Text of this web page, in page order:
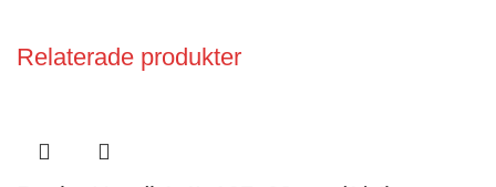
Relaterade produkter